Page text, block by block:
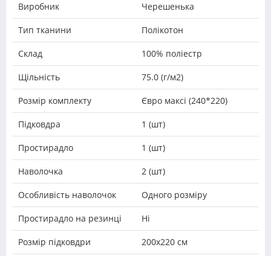
Виробник Черешенька
Тип тканини Полікотон
Склад 100% поліестр
Щільність 75.0 (г/м2)
Розмір комплекту Євро максі (240*220)
Підковдра 1 (шт)
Простирадло 1 (шт)
Наволочка 2 (шт)
Особливість наволочок Одного розміру
Простирадло на резинці Ні
Розмір підковдри 200х220 см